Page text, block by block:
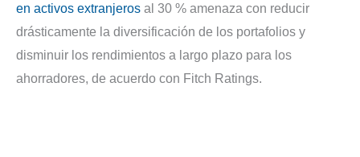
en activos extranjeros al 30 % amenaza con reducir
drásticamente la diversificación de los portafolios y
disminuir los rendimientos a largo plazo para los
ahorradores, de acuerdo con Fitch Ratings.